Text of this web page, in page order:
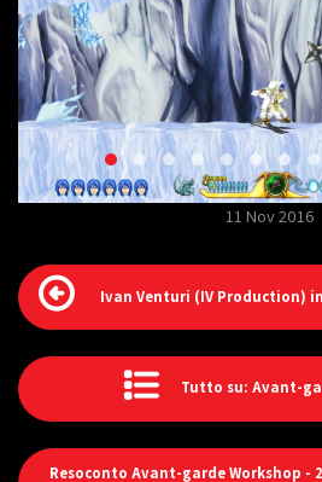
11 Nov 2016
Ivan Venturi (IV Production)
Tutto su: Avant-
Resoconto Avant-garde Workshop -